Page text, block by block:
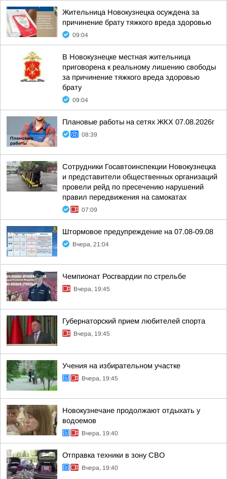
Жительница Новокузнецка осуждена за
причинение брату тяжкого вреда здоровью
09:04
В Новокузнецке местная жительница
приговорена к реальному лишению свободы
за причинение тяжкого вреда здоровью
брату
09:04
Плановые работы на сетях ЖКХ 07.08.2026г
08:39
Сотрудники Госавтоинспекции Новокузнецка
и представители общественных организаций
провели рейд по пресечению нарушений
правил передвижения на самокатах
07:09
Штормовое предупреждение на 07.08-09.08
Вчера, 21:04
Чемпионат Росгвардии по стрельбе
Вчера, 19:45
Губернаторский прием любителей спорта
Вчера, 19:45
Учения на избирательном участке
Вчера, 19:45
Новокузнечане продолжают отдыхать у
водоемов
Вчера, 19:40
Отправка техники в зону СВО
Вчера, 19:40